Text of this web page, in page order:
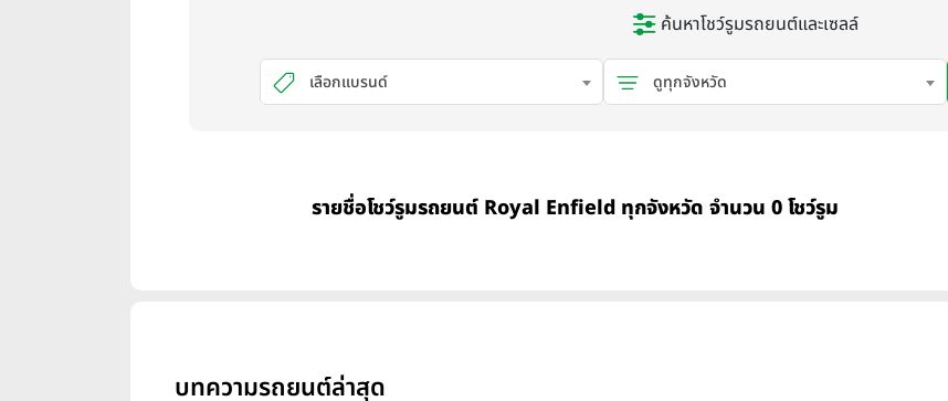
ค้นหาโชว์รูมรถยนต์และเซลล์
เลือกแบรนด์ ดูทุกจังหวัด
รายชื่อโชว์รูมรถยนต์ Royal Enfield ทุกจังหวัด จำนวน 0 โชว์รูม
บทความรถยนต์ล่าสุด